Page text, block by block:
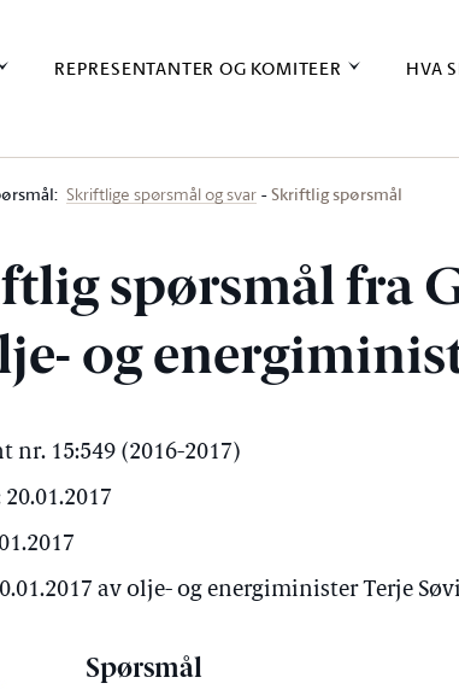
REPRESENTANTER OG KOMITEER HVA
Skriftlige spørsmål og svar Skriftlig spørsmål
spørsmål fra
og
nr. 15:549 (2016-2017)
av olje- og energiminister Terje
Spørsmål